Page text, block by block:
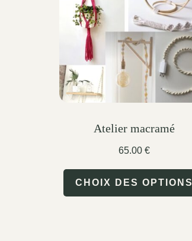
Atelier macramé
65.00 €
CHOIX DES OPTIONS